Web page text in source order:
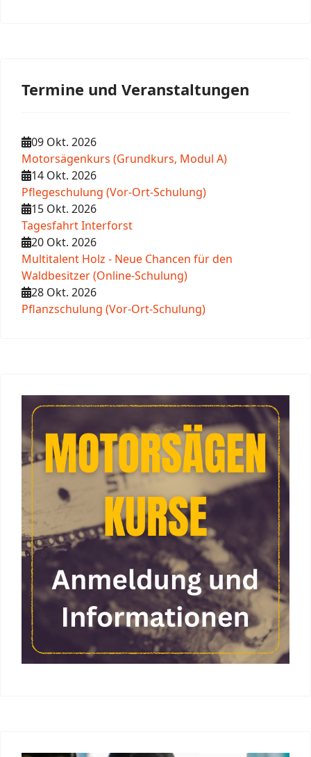
Termine und Veranstaltungen
09 Okt. 2026
Motorsägenkurs (Grundkurs, Modul A)
14 Okt. 2026
Pflegeschulung (Vor-Ort-Schulung)
15 Okt. 2026
Tagesfahrt Interforst
20 Okt. 2026
Multitalent Holz - Neue Chancen für den
Waldbesitzer (Online-Schulung)
28 Okt. 2026
Pflanzschulung (Vor-Ort-Schulung)